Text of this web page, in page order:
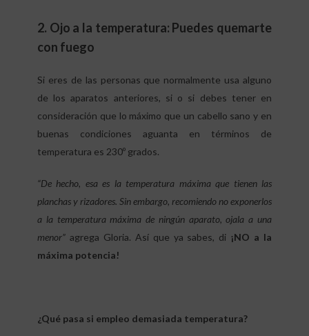
2. Ojo a la temperatura: Puedes quemarte
con fuego
Si eres de las personas que normalmente usa alguno
de los aparatos anteriores, si o si debes tener en
consideración que lo máximo que un cabello sano y en
buenas condiciones aguanta en términos de
temperatura es 230º grados.
“De hecho, esa es la temperatura máxima que tienen las
planchas y rizadores. Sin embargo, recomiendo no exponerlos
a la temperatura máxima de ningún aparato, ojala a una
menor” agrega Gloria. Así que ya sabes, di ¡NO a la
máxima potencia!
¿Qué pasa si empleo demasiada temperatura?